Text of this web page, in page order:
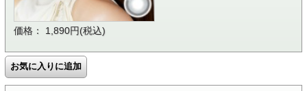
価格： 1,890円(税込)